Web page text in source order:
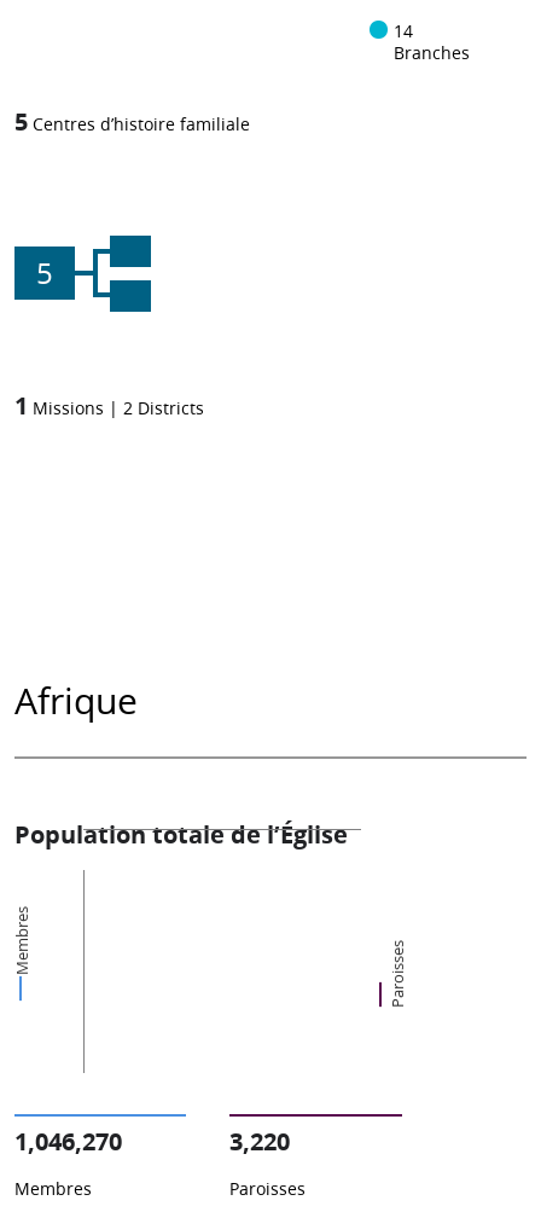
14
Branches
5 Centres d’histoire familiale
5
1 Missions | 2 Districts
Afrique
Population totale de l’Église
Membres Paroisses
1,046,270
Membres
3,220
Paroisses